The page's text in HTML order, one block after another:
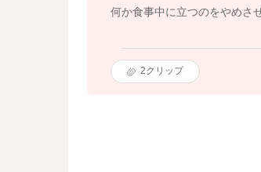
何か食事中に立つのをやめさ
2クリップ